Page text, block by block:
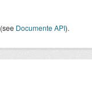
(see Documente API).